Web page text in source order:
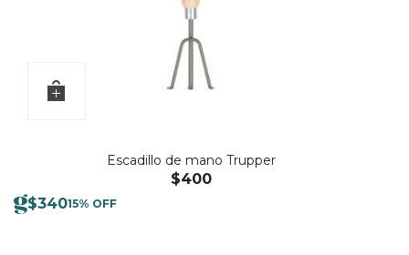
Escadillo de mano Trupper
$400
$34015% OFF